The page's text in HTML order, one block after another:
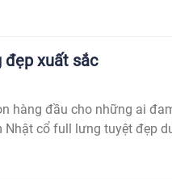
đẹp xuất sắc
hàng đầu cho những ai
Nhật cổ full lưng tuyệt đẹp